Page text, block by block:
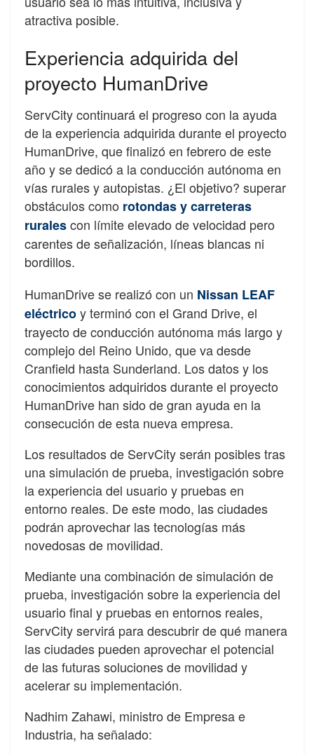
atractiva posible.
Experiencia adquirida del
proyecto HumanDrive
ServCity continuará el progreso con la ayuda
de la experiencia adquirida durante el proyecto
HumanDrive, que finalizó en febrero de este
año y se dedicó a la conducción autónoma en
vías rurales y autopistas. ¿El objetivo? superar
obstáculos como rotondas y carreteras
ruralescon límite elevado de velocidad pero
carentes de señalización, líneas blancas ni
bordillos.
HumanDrive se realizó con un Nissan LEAF
eléctricoy terminó con el Grand Drive, el
trayecto de conducción autónoma más largo y
complejo del Reino Unido, que va desde
Cranfield hasta Sunderland. Los datos y los
conocimientos adquiridos durante el proyecto
HumanDrive han sido de gran ayuda en la
consecución de esta nueva empresa.
Los resultados de ServCity serán posibles tras
una simulación de prueba, investigación sobre
la experiencia del usuario y pruebas en
entorno reales. De este modo, las ciudades
podrán aprovechar las tecnologías más
novedosas de movilidad.
Mediante una combinación de simulación de
prueba, investigación sobre la experiencia del
usuario final y pruebas en entornos reales,
ServCity servirá para descubrir de qué manera
las ciudades pueden aprovechar el potencial
de las futuras soluciones de movilidad y
acelerar su implementación.
Nadhim Zahawi, ministro de Empresa e
Industria, ha señalado: